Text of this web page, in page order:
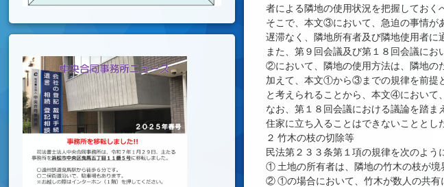
者による隣地の使用状況を把握しておく
そこで、本文③において、急迫の事情が
遅滞なく、隣地所有者及び隣地使用者に
また、第９回会議及び第１８回会議に
②において、隣地の使用方法は、隣地の
加えて、本文①から③までの規律を前提
と考えられることから、本文④において
なお、第１８回会議における議論を踏
住家に立ち入ることはできないこととし
２ 竹木の枝の切除等
民法第２３３条第１項の規律を次のよう
① 土地の所有者は、隣地の竹木の枝が境
② ①の場合において、竹木が数人の共有